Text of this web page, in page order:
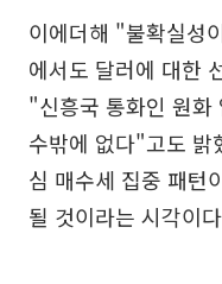
이에더해 "불확실성
에서도 달러에 대한
"신흥국 통화인 원화
수밖에 없다"고도 밝
심 매수세 집중 패턴
될 것이라는 시각이